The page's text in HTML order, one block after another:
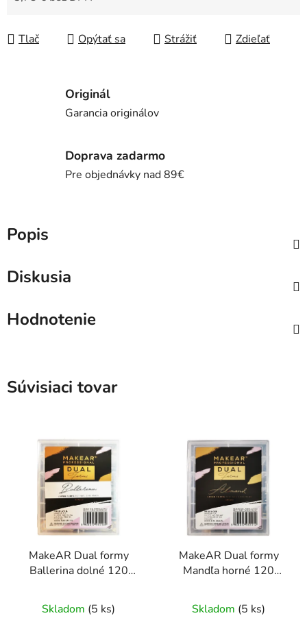
Tlač Opýtať sa Strážiť Zdieľať
Originál
Garancia originálov
Doprava zadarmo
Pre objednávky nad 89€
Popis
Diskusia
Hodnotenie
Súvisiaci tovar
MakeAR Dual formy
Ballerina dolné 120
Skladom (5 ks)
MakeAR Dual formy
Mandľa horné 120
Skladom (5 ks)